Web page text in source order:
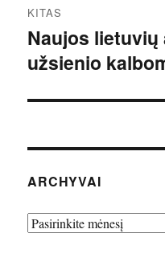
KITAS
Kitas
įrašas:
Naujos
užsienio
ARCHYVAI
Archyvai